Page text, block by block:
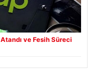
ve Fesih Süreci